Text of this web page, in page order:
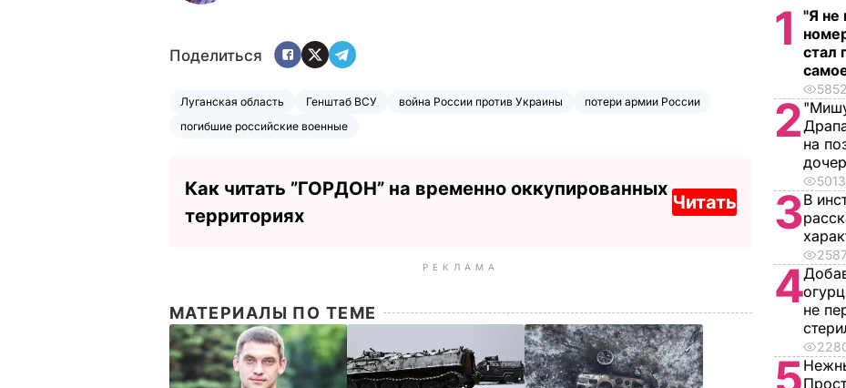
Поделиться
Луганская область Генштаб ВСУ война России против Украины
потери армии России
погибшие российские военные
Как читать ”ГОРДОН” на временно оккупированных
территориях
Читать
РЕКЛАМА
МАТЕРИАЛЫ ПО ТЕМЕ
1
"Я не
стал
2 на
3В
4не